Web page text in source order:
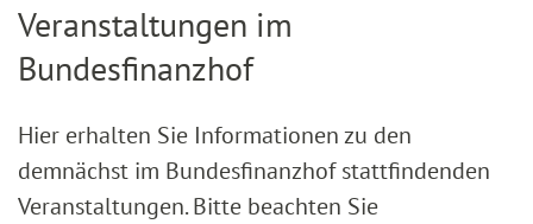
Veranstaltungen im
Bundesfinanzhof
Hier erhalten Sie Informationen zu den
demnächst im Bundesfinanzhof stattfindenden
Veranstaltungen. Bitte beachten Sie